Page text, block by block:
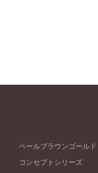
ペールブラウンゴールド
コンセプトシリーズ